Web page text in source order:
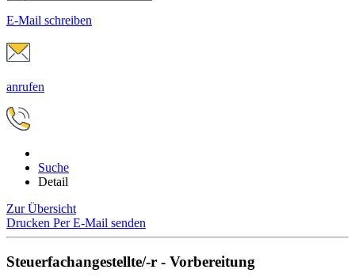
E-Mail schreiben
anrufen
Suche
Detail
Zur Übersicht
Drucken Per E-Mail senden
Steuerfachangestellte/-r - Vorbereitung